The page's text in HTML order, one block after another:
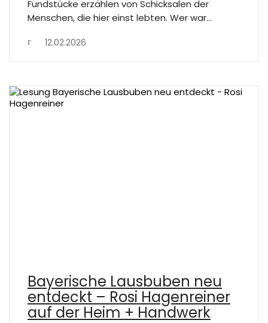
Fundstücke erzählen von Schicksalen der
Menschen, die hier einst lebten. Wer war…
12.02.2026
Bayerische Lausbuben neu
entdeckt – Rosi Hagenreiner
auf der Heim + Handwerk